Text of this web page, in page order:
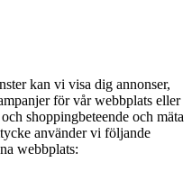
kan vi visa dig annonser,
för vår webbplats eller
shoppingbeteende och mäta
använder vi följande
webbplats: